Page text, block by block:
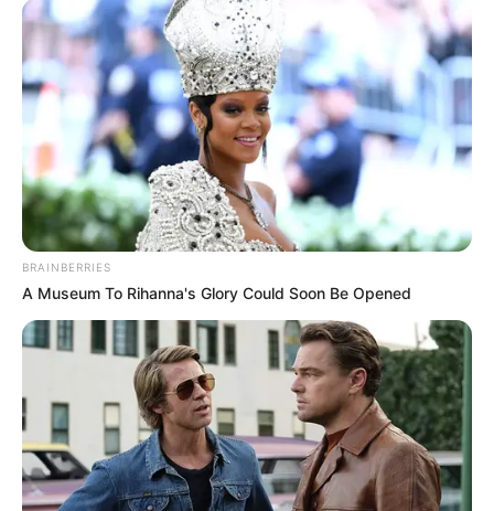
BRAINBERRIES
A Museum To Rihanna's Glory Could Soon Be Opened